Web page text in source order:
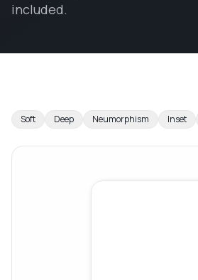
included.
Soft Deep Neumorphism Inset